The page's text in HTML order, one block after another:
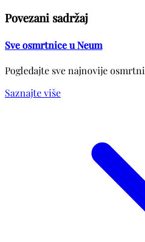
Povezani sadržaj
Sve osmrtnice u Neum
Pogledajte sve najnovije
Saznajte više